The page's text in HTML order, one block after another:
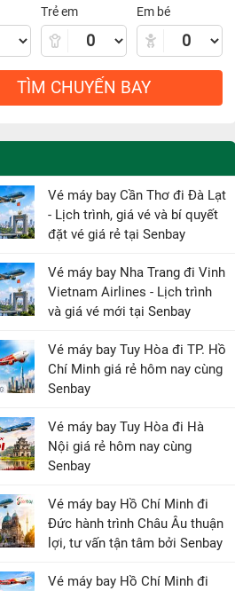
Trẻ em Em bé
TÌM CHUYẾN BAY
Vé máy bay Cần Thơ đi Đà Lạt
- Lịch trình, giá vé và bí quyết
đặt vé giá rẻ tại Senbay
Vé máy bay Nha Trang đi Vinh
Vietnam Airlines - Lịch trình
và giá vé mới tại Senbay
Vé máy bay Tuy Hòa đi TP. Hồ
Chí Minh giá rẻ hôm nay cùng
Senbay
Vé máy bay Tuy Hòa đi Hà
Nội giá rẻ hôm nay cùng
Senbay
Vé máy bay Hồ Chí Minh đi
Đức hành trình Châu Âu thuận
lợi, tư vấn tận tâm bởi Senbay
Vé máy bay Hồ Chí Minh đi